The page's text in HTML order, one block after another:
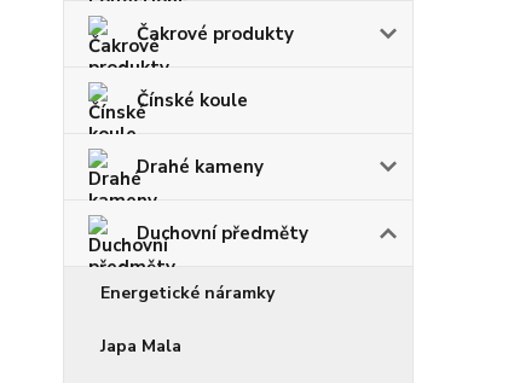
Čakrové produkty
Čínské koule
Drahé kameny
Duchovní předměty
Energetické náramky
Japa Mala